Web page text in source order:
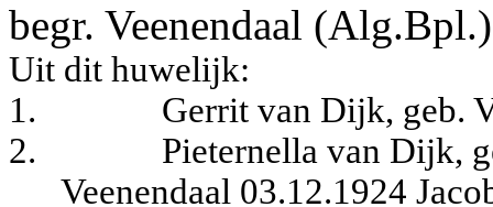
begr. Veenendaal
Uit dit huwelijk:
1.
Gerrit van Dijk, geb.
2.
Pieternella van Dijk,
Veenendaal 03.12.1924